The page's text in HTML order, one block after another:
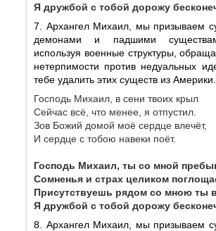
Я дружбой с тобой дорожу
7. Архангел Михаил, мы призываем
демонами и падшими
используя военные структуры,
нетерпимости против недуальных
тебе удалить этих существ из Америки.
Господь Михаил, в сени твоих крыл
Сейчас всё, что менее, я отпустил.
Зов Божий домой моё сердце влечёт,
И сердце с тобою навеки поёт.
Господь Михаил, ты со мной
Сомненья и страх целиком
Присутствуешь рядом со мною ты
Я дружбой с тобой дорожу
8. Архангел Михаил, мы призываем